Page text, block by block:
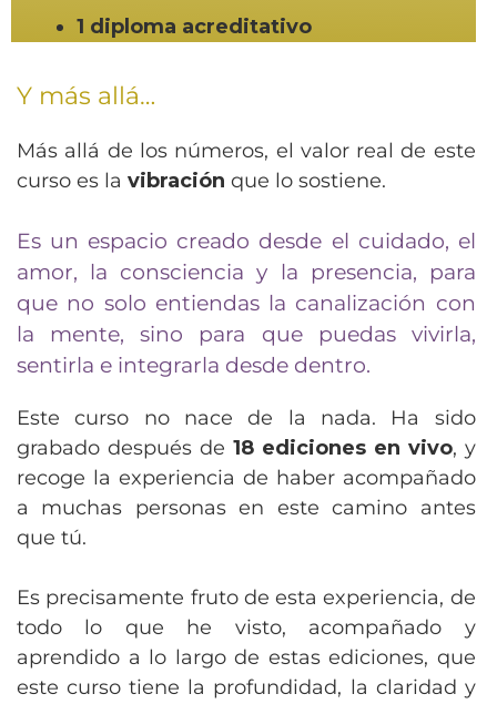
1 diploma acreditativo
Y más allá…
Más allá de los números, el valor real de este
curso es la vibración que lo sostiene.
Es un espacio creado desde el cuidado, el
amor, la consciencia y la presencia, para
que no solo entiendas la canalización con
la mente, sino para que puedas vivirla,
sentirla e integrarla desde dentro.
Este curso no nace de la nada. Ha sido
grabado después de 18 ediciones en vivo, y
recoge la experiencia de haber acompañado
a muchas personas en este camino antes
que tú.
Es precisamente fruto de esta experiencia, de
todo lo que he visto, acompañado y
aprendido a lo largo de estas ediciones, que
este curso tiene la profundidad, la claridad y